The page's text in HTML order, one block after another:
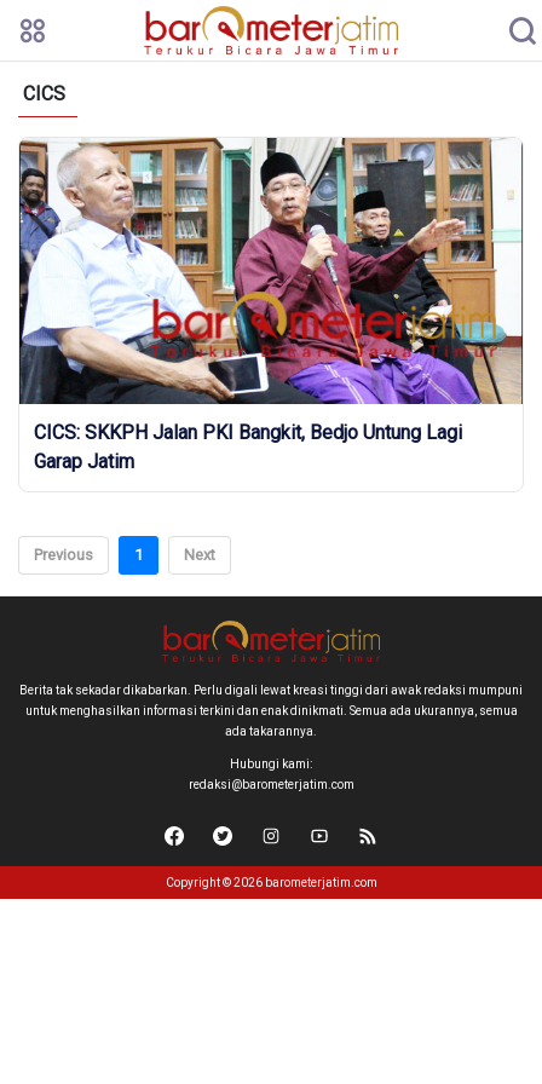
CICS
CICS: SKKPH Jalan PKI Bangkit, Bedjo Untung Lagi
Garap Jatim
Previous 1 Next
Berita tak sekadar dikabarkan. Perlu digali lewat kreasi tinggi dari awak redaksi mumpuni
untuk menghasilkan informasi terkini dan enak dinikmati. Semua ada ukurannya, semua
ada takarannya.
Hubungi kami:
redaksi@barometerjatim.com
Copyright © 2026 barometerjatim.com